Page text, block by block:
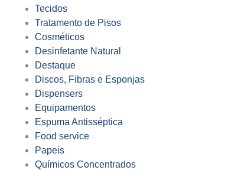
Tecidos
Tratamento de Pisos
Cosméticos
Desinfetante Natural
Destaque
Discos, Fibras e Esponjas
Dispensers
Equipamentos
Espuma Antisséptica
Food service
Papeis
Químicos Concentrados